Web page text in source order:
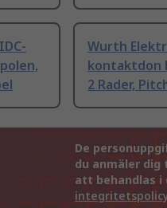
Wurth
kontaktdon
2 Rader,
De
du anmäler
att behandlas i